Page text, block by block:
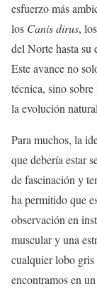
esfuerzo más
los Canis dirus,
del Norte hasta su
Este avance no
técnica, sino
la evolución
Para muchos, la
que debería estar
de fascinación y
ha permitido que
observación en
muscular y una
cualquier lobo gris
encontramos en